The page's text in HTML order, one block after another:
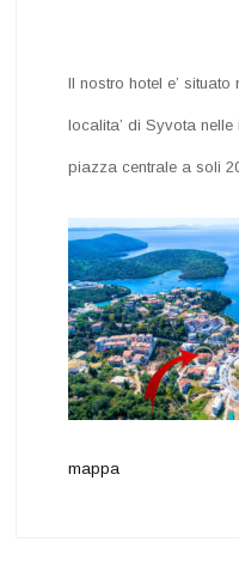
Il nostro hotel e’
localita’ di Syvota
piazza centrale a soli
mappa